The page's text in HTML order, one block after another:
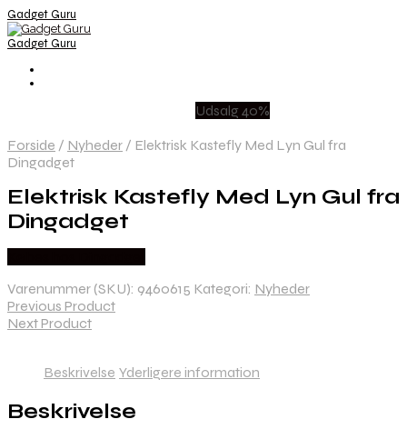
Gadget Guru
Gadget Guru
Udsalg 40%
Forside / Nyheder / Elektrisk Kastefly Med Lyn Gul fra
Dingadget
Elektrisk Kastefly Med Lyn Gul fra
Dingadget
Varenummer (SKU): 9460615 Kategori: Nyheder
Previous Product
Next Product
Beskrivelse Yderligere information
Beskrivelse